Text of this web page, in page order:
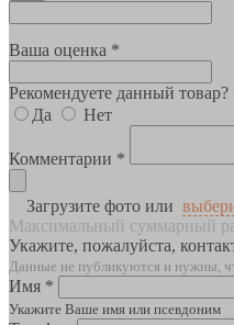
Ваша оценка *
Рекомендуете данный товар?
Да
Нет
Комментарии *
Загрузите фото или
Максимальный суммарный
Укажите, пожалуйста,
Данные не публикуются и нужны,
Имя *
Укажите Ваше имя или псевдоним